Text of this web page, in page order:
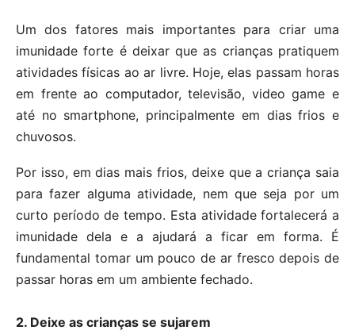
Um dos fatores mais importantes para criar uma
imunidade forte é deixar que as crianças pratiquem
atividades físicas ao ar livre. Hoje, elas passam horas
em frente ao computador, televisão, video game e
até no smartphone, principalmente em dias frios e
chuvosos.
Por isso, em dias mais frios, deixe que a criança saia
para fazer alguma atividade, nem que seja por um
curto período de tempo. Esta atividade fortalecerá a
imunidade dela e a ajudará a ficar em forma. É
fundamental tomar um pouco de ar fresco depois de
passar horas em um ambiente fechado.
2. Deixe as crianças se sujarem